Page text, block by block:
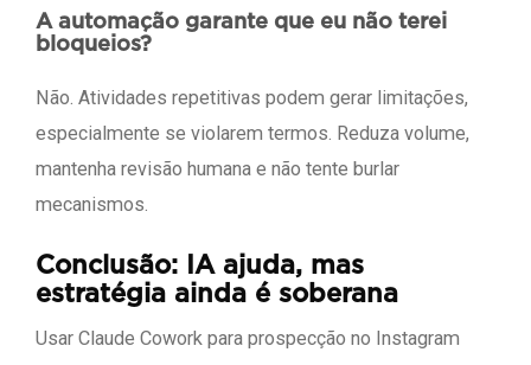
A automação garante que eu não terei
bloqueios?
Não. Atividades repetitivas podem gerar limitações,
especialmente se violarem termos. Reduza volume,
mantenha revisão humana e não tente burlar
mecanismos.
Conclusão: IA ajuda, mas
estratégia ainda é soberana
Usar Claude Cowork para prospecção no Instagram